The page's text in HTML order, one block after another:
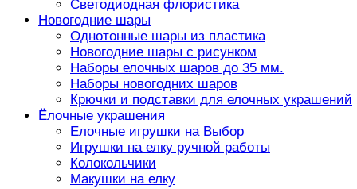
Светодиодная флористика
Новогодние шары
Однотонные шары из пластика
Новогодние шары с рисунком
Наборы елочных шаров до 35 мм.
Наборы новогодних шаров
Крючки и подставки для елочных украшений
Ёлочные украшения
Елочные игрушки на Выбор
Игрушки на елку ручной работы
Колокольчики
Макушки на елку